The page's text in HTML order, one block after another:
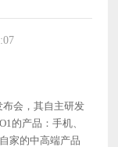
布会，其自主研发
的产品：手机、
家的中高端产品